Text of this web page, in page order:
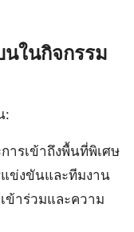
นในกิจกรรม
:
ารเข้าถึงพื้นที่พิเศษ
แข่งขันและทีมงาน
ข้าร่วมและความ